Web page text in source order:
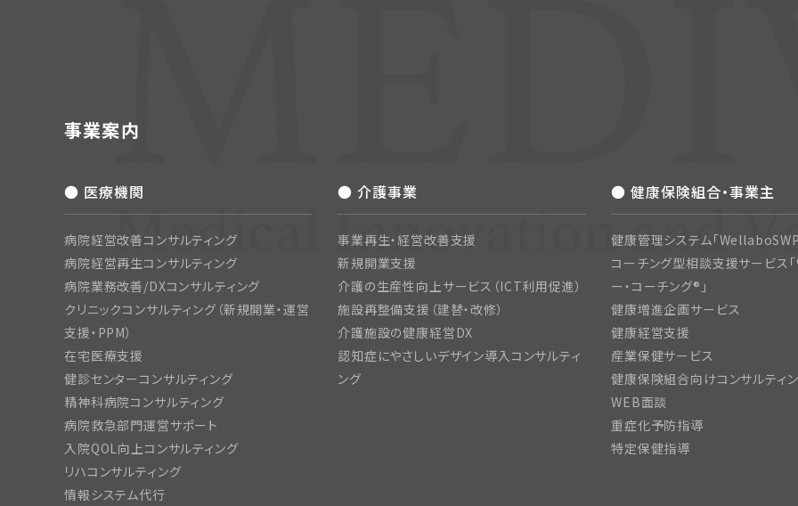
事業案内
● 医療機関
病院経営改善コンサルティング
病院経営再生コンサルティング
病院業務改善/DXコンサルティング
クリニックコンサルティング（新規開業・運営
支援・PPM）
在宅医療支援
健診センターコンサルティング
精神科病院コンサルティング
病院救急部門運営サポート
入院QOL向上コンサルティング
リハコンサルティング
情報システム代行
● 介護事業
事業再生・経営改善支援
新規開業支援
介護の生産性向上サービス（ICT利用促進）
施設再整備支援（建替・改修）
介護施設の健康経営DX
認知症にやさしいデザイン導入コンサルティ
ング
● 健康保険組合・事業主
健康管理システム「WellaboSWP
コーチング型相談支援サービス「
ー・コーチング®」
健康増進企画サービス
健康経営支援
産業保健サービス
健康保険組合向けコンサルティ
WEB面談
重症化予防指導
特定保健指導